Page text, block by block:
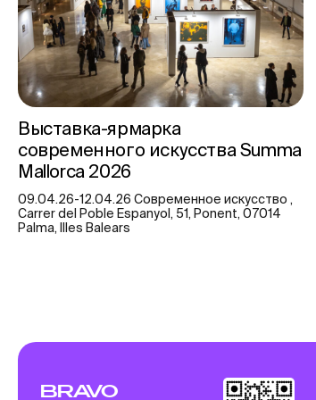
Выставка-ярмарка
современного искусства Summa
Mallorca 2026
09.04.26-12.04.26 Современное искусство ,
Carrer del Poble Espanyol, 51, Ponent, 07014
Palma, Illes Balears
BRAVO